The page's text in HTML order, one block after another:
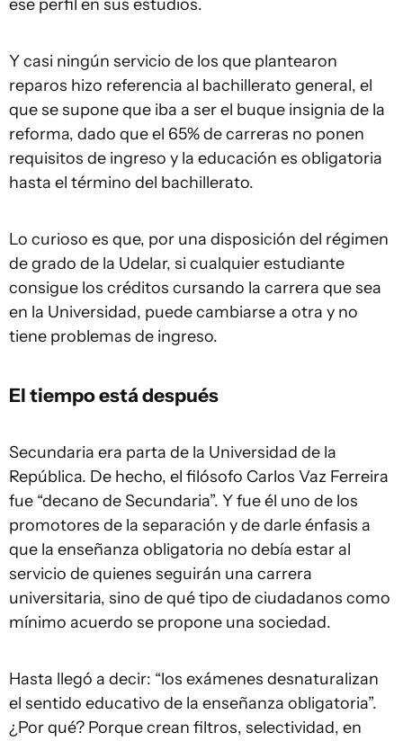
ese perfil en sus estudios.
Y casi ningún servicio de los que plantearon
reparos hizo referencia al bachillerato general, el
que se supone que iba a ser el buque insignia de la
reforma, dado que el 65% de carreras no ponen
requisitos de ingreso y la educación es obligatoria
hasta el término del bachillerato.
Lo curioso es que, por una disposición del régimen
de grado de la Udelar, si cualquier estudiante
consigue los créditos cursando la carrera que sea
en la Universidad, puede cambiarse a otra y no
tiene problemas de ingreso.
El tiempo está después
Secundaria era parta de la Universidad de la
República. De hecho, el filósofo Carlos Vaz Ferreira
fue “decano de Secundaria”. Y fue él uno de los
promotores de la separación y de darle énfasis a
que la enseñanza obligatoria no debía estar al
servicio de quienes seguirán una carrera
universitaria, sino de qué tipo de ciudadanos como
mínimo acuerdo se propone una sociedad.
Hasta llegó a decir: “los exámenes desnaturalizan
el sentido educativo de la enseñanza obligatoria”.
¿Por qué? Porque crean filtros, selectividad, en